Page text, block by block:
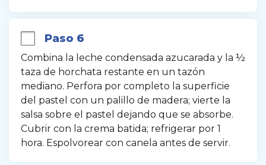
Paso 6
Combina la leche condensada azucarada y la ½
taza de horchata restante en un tazón
mediano. Perfora por completo la superficie
del pastel con un palillo de madera; vierte la
salsa sobre el pastel dejando que se absorbe.
Cubrir con la crema batida; refrigerar por 1
hora. Espolvorear con canela antes de servir.